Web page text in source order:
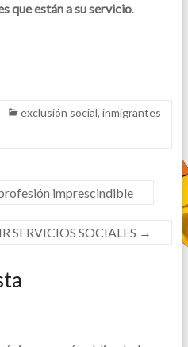
que están a su servicio.
exclusión social, inmigrantes
imprescindible
SERVICIOS SOCIALES →